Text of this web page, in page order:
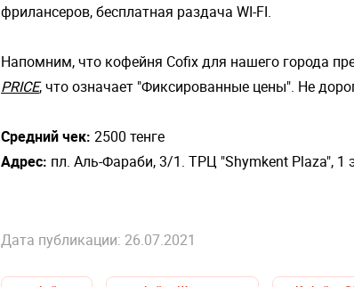
фрилансеров, бесплатная раздача WI-FI.
Напомним, что кофейня Cofix для нашего города
PRICE, что означает "Фиксированные цены". Не
Средний чек: 2500 тенге
Адрес: пл. Аль-Фараби, 3/1. ТРЦ "Shymkent Plaza", 1
Дата публикации: 26.07.2021